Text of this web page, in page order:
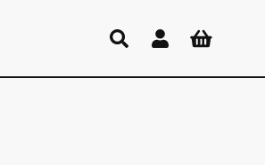
EinloggenWarenkorb